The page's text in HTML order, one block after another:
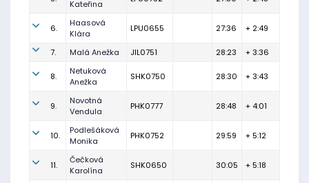
Kateřina
6.
Haasová
Klára
LPU0655 27:36 + 2:49
7. Malá Anežka JIL0751 28:23 + 3:36
8.
Netuková
Anežka
SHK0750 28:30 + 3:43
9.
Novotná
Vendula
PHK0777 28:48 + 4:01
10.
Podlešáková
Monika
PHK0752 29:59 + 5:12
11.
Čečková
Karolína
SHK0650 30:05 + 5:18